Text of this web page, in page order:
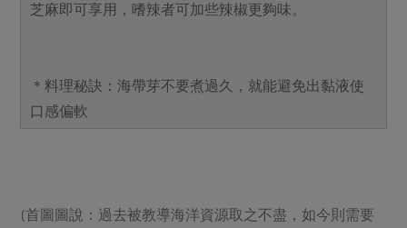
芝麻即可享用，嗜辣者可加些辣椒更夠味。
＊料理秘訣：海帶芽不要煮過久，就能避免出黏液使
口感偏軟
(首圖圖說：過去被教導海洋資源取之不盡，如今則需要